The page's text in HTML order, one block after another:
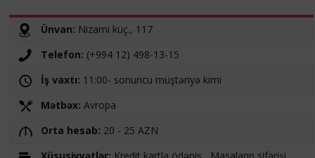
Ünvan: Nizami küç., 117
Telefon: (+994 12) 498-13-15
İş vaxtı: 11:00- sonuncu müştəriyə kimi
Mətbəx: Avropa
Orta hesab: 20 - 25 AZN